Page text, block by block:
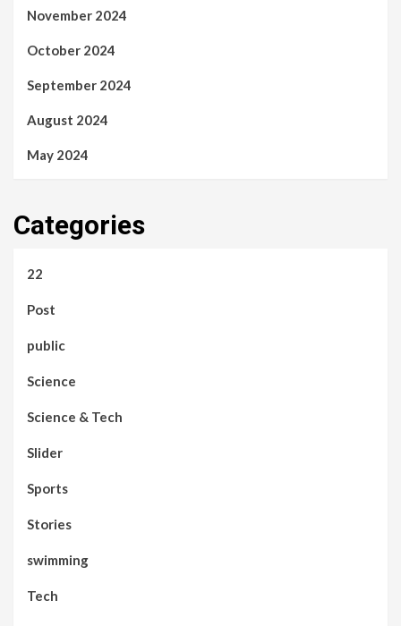
November 2024
October 2024
September 2024
August 2024
May 2024
Categories
22
Post
public
Science
Science & Tech
Slider
Sports
Stories
swimming
Tech